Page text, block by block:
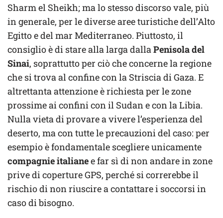
Sharm el Sheikh; ma lo stesso discorso vale, più
in generale, per le diverse aree turistiche dell’Alto
Egitto e del mar Mediterraneo. Piuttosto, il
consiglio è di stare alla larga dallaPenisola del
Sinai, soprattutto per ciò che concerne la regione
che si trova al confine con la Striscia di Gaza. E
altrettanta attenzione è richiesta per le zone
prossime ai confini con il Sudan e con la Libia.
Nulla vieta di provare a vivere l’esperienza del
deserto, ma con tutte le precauzioni del caso: per
esempio è fondamentale scegliere unicamente
compagnie italianee far sì di non andare in zone
prive di coperture GPS, perché si correrebbe il
rischio di non riuscire a contattare i soccorsi in
caso di bisogno.